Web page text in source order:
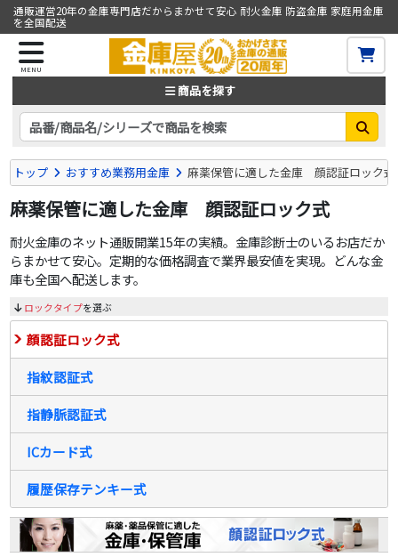
通販運営20年の金庫専門店だからまかせて安心 耐火金庫 防盗金庫 家庭用金庫
を全国配送
MENU
商品を探す
トップ おすすめ業務用金庫 麻薬保管に適した金庫 顔認証ロック式
麻薬保管に適した金庫 顔認証ロック式
耐火金庫のネット通販開業15年の実績。金庫診断士のいるお店だか
らまかせて安心。定期的な価格調査で業界最安値を実現。どんな金
庫も全国へ配送します。
ロックタイプを選ぶ
顔認証ロック式
指紋認証式
指静脈認証式
ICカード式
履歴保存テンキー式